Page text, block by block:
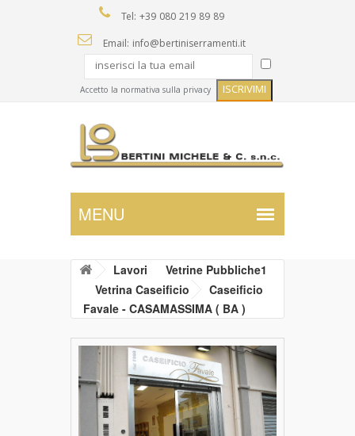
Tel: +39 080 219 89 89
Email: info@bertiniserramenti.it
Accetto la normativa sulla privacy
Lavori
Vetrine Pubbliche1
Vetrina Caseificio
Caseificio
Favale - CASAMASSIMA ( BA )